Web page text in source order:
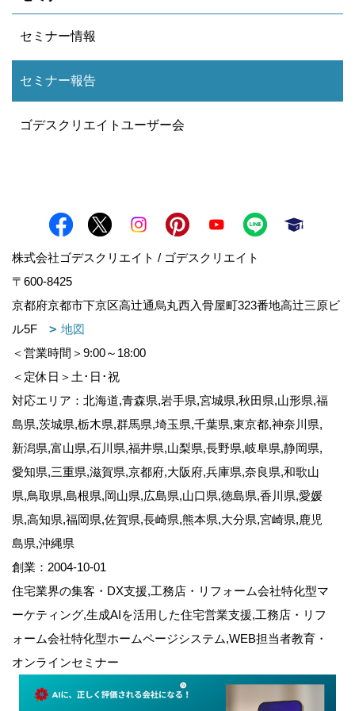
セミナー情報
セミナー報告
ゴデスクリエイトユーザー会
株式会社ゴデスクリエイト / ゴデスクリエイト
〒600-8425
京都府京都市下京区高辻通烏丸西入骨屋町323番地高辻三原ビ
ル5F
地図
＜営業時間＞9:00～18:00
＜定休日＞土･日･祝
対応エリア：北海道,青森県,岩手県,宮城県,秋田県,山形県,福
島県,茨城県,栃木県,群馬県,埼玉県,千葉県,東京都,神奈川県,
新潟県,富山県,石川県,福井県,山梨県,長野県,岐阜県,静岡県,
愛知県,三重県,滋賀県,京都府,大阪府,兵庫県,奈良県,和歌山
県,鳥取県,島根県,岡山県,広島県,山口県,徳島県,香川県,愛媛
県,高知県,福岡県,佐賀県,長崎県,熊本県,大分県,宮崎県,鹿児
島県,沖縄県
創業：2004-10-01
住宅業界の集客・DX支援,工務店・リフォーム会社特化型マ
ーケティング,生成AIを活用した住宅営業支援,工務店・リフ
ォーム会社特化型ホームページシステム,WEB担当者教育・
オンラインセミナー